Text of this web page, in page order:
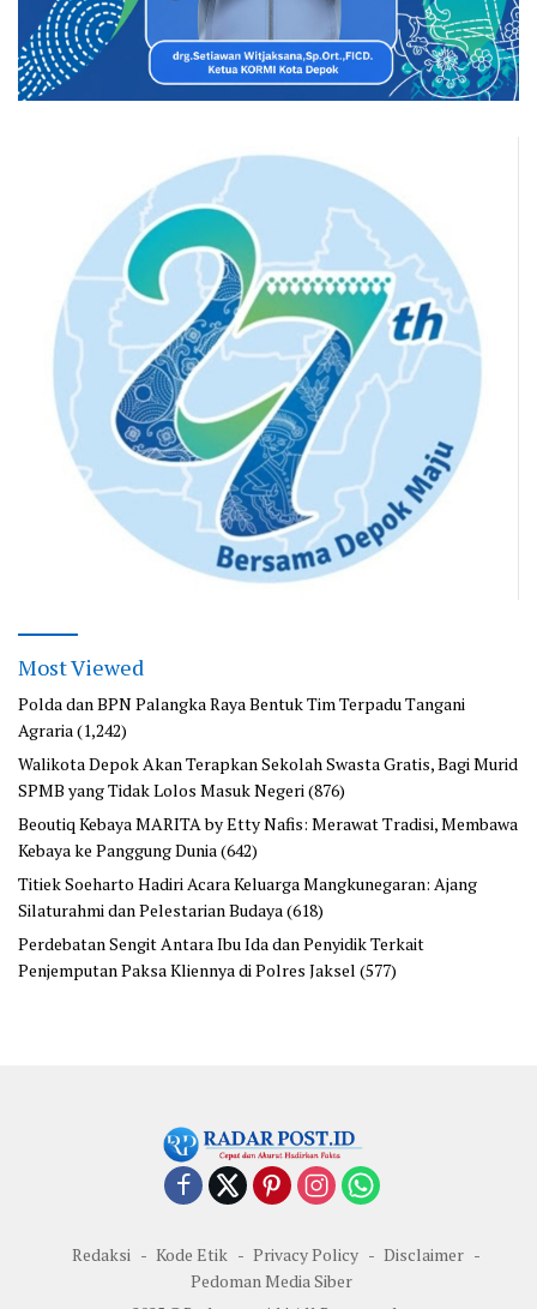
Most Viewed
Polda dan BPN Palangka Raya Bentuk Tim Terpadu Tangani
Agraria(1,242)
Walikota Depok Akan Terapkan Sekolah Swasta Gratis, Bagi Murid
SPMB yang Tidak Lolos Masuk Negeri(876)
Beoutiq Kebaya MARITA by Etty Nafis: Merawat Tradisi, Membawa
Kebaya ke Panggung Dunia(642)
Titiek Soeharto Hadiri Acara Keluarga Mangkunegaran: Ajang
Silaturahmi dan Pelestarian Budaya(618)
Perdebatan Sengit Antara Ibu Ida dan Penyidik Terkait
Penjemputan Paksa Kliennya di Polres Jaksel (577)
Redaksi Kode Etik Privacy Policy
Disclaimer
Pedoman Media Siber